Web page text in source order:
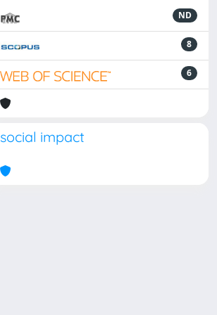
ND
8
6
social impact